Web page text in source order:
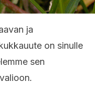
ja
on sinulle
sen